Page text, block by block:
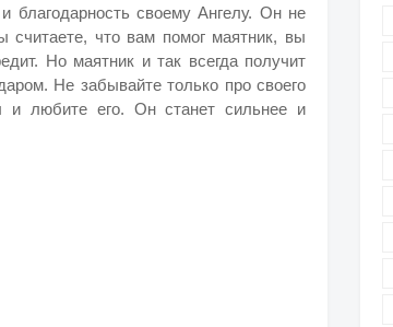
благодарность своему Ангелу. Он не
считаете, что вам помог маятник, вы
Но маятник и так всегда получит
Не забывайте только про своего
и любите его. Он станет сильнее и